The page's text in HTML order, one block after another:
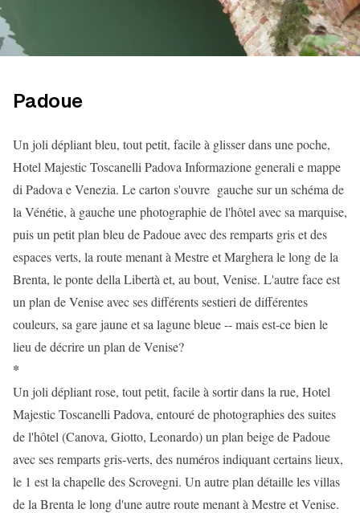
Padoue
Un joli dépliant bleu, tout petit, facile à glisser dans une poche,
Hotel Majestic Toscanelli Padova Informazione generali e mappe
di Padova e Venezia. Le carton s'ouvre gauche sur un schéma de
la Vénétie, à gauche une photographie de l'hôtel avec sa marquise,
puis un petit plan bleu de Padoue avec des remparts gris et des
espaces verts, la route menant à Mestre et Marghera le long de la
Brenta, le ponte della Libertà et, au bout, Venise. L'autre face est
un plan de Venise avec ses différents sestieri de différentes
couleurs, sa gare jaune et sa lagune bleue -- mais est-ce bien le
lieu de décrire un plan de Venise?
*
Un joli dépliant rose, tout petit, facile à sortir dans la rue, Hotel
Majestic Toscanelli Padova, entouré de photographies des suites
de l'hôtel (Canova, Giotto, Leonardo) un plan beige de Padoue
avec ses remparts gris-verts, des numéros indiquant certains lieux,
le 1 est la chapelle des Scrovegni. Un autre plan détaille les villas
de la Brenta le long d'une autre route menant à Mestre et Venise.